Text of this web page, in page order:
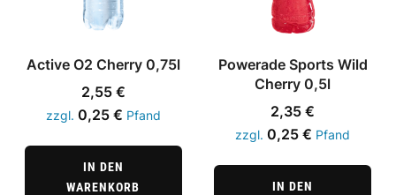
Active O2 Cherry 0,75l
2,55 €
zzgl. 0,25 € Pfand
IN DEN
WARENKORB
Powerade Sports Wild
Cherry 0,5l
2,35€
zzgl.0,25€ Pfand
IN DEN